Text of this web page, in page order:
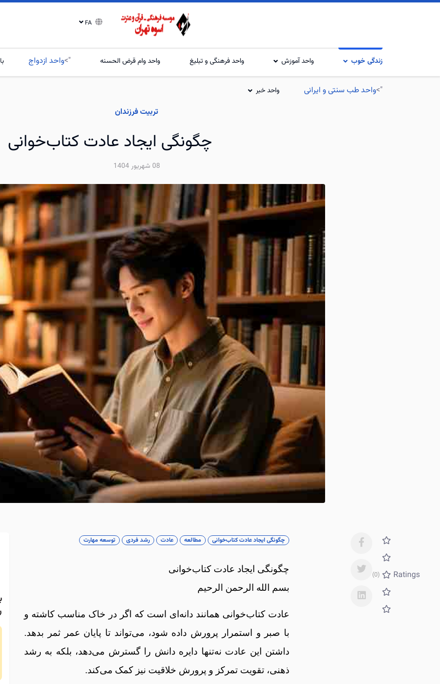
زندگی خوب واحد آموزش واحد فرهنگی و تبلیغ واحد وام قرض الحسنه ">واحد ازدواج
">واحد طب سنتی و ایرانی واحد خبر
تربیت فرزندان
چگونگی ایجاد عادت کتاب‌خوانی
08 شهریور 1404
Ratings
(0)
چگونگی ایجاد عادت کتاب‌خوانی مطالعه عادت رشد فردی توسعه مهارت
چگونگی ایجاد عادت کتاب‌خوانی
بسم الله الرحمن الرحیم
عادت کتاب‌خوانی همانند دانه‌ای است که اگر در خاک مناسب کاشته و
با صبر و استمرار پرورش داده شود، می‌تواند تا پایان عمر ثمر بدهد.
داشتن این عادت نه‌تنها دایره دانش را گسترش می‌دهد، بلکه به رشد
ذهنی، تقویت تمرکز و پرورش خلاقیت نیز کمک می‌کند.